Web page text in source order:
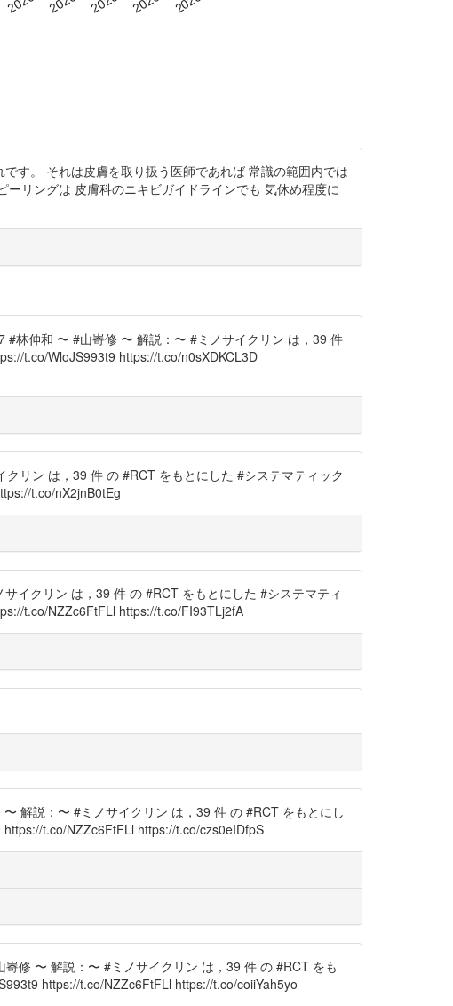
す。 それは皮膚を取り扱う医師であれば 常識の範囲内では
リングは 皮膚科のニキビガイドラインでも 気休め程度に
林伸和 〜 #山㟢修 〜 解説：〜 #ミノサイクリン は，39 件
t.co/WloJS993t9 https://t.co/n0sXDKCL3D
リン は，39 件 の #RCT をもとにした #システマティック
t.co/nX2jnB0tEg
イクリン は，39 件 の #RCT をもとにした #システマティ
t.co/NZZc6FtFLl https://t.co/FI93TLj2fA
解説：〜 #ミノサイクリン は，39 件 の #RCT をもとにし
t.co/NZZc6FtFLl https://t.co/czs0eIDfpS
修 〜 解説：〜 #ミノサイクリン は，39 件 の #RCT をも
https://t.co/NZZc6FtFLl https://t.co/coiiYah5yo